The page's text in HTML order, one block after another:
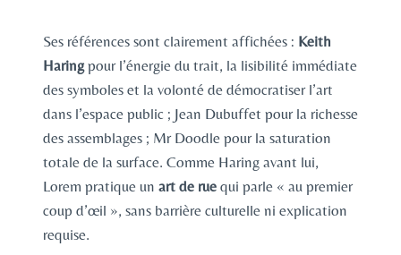
Ses références sont clairement affichées : Keith
Haringpour l’énergie du trait, la lisibilité immédiate
des symboles et la volonté de démocratiser l’art
dans l’espace public ; Jean Dubuffet pour la richesse
des assemblages ; Mr Doodle pour la saturation
totale de la surface. Comme Haring avant lui,
Lorem pratique un art de rue qui parle « au premier
coup d’œil », sans barrière culturelle ni explication
requise.